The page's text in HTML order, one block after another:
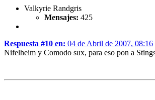
Valkyrie Randgris
Mensajes: 425
Respuesta #10 en: 04 de Abril de 2007, 08:16
Nifelheim y Comodo sux, para eso pon a